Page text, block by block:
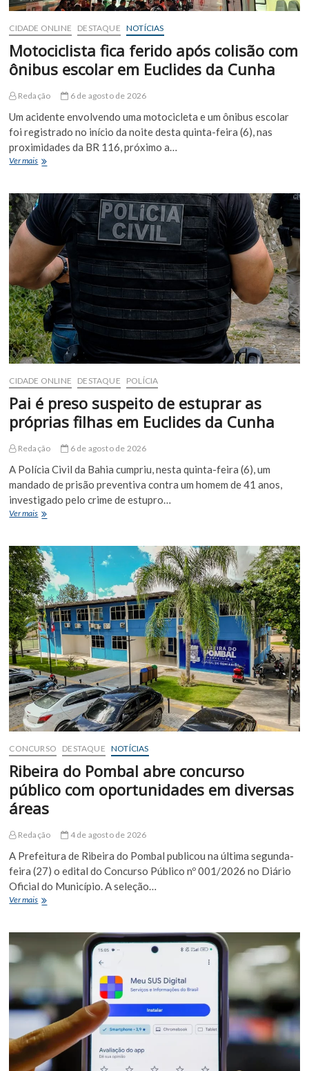
ilegais
garimpeiros
CIDADE ONLINE DESTAQUE NOTÍCIAS
Motociclista fica ferido após colisão com
ônibus escolar em Euclides da Cunha
Redação 6 de agosto de 2026
Um acidente envolvendo uma motocicleta e um ônibus escolar
foi registrado no início da noite desta quinta-feira (6), nas
proximidades da BR 116, próximo a…
Ver maisMotociclista
após
colisão
com
ônibus
escolar
em
Euclides
da
Cunha
CIDADE ONLINE DESTAQUE POLÍCIA
Pai é preso suspeito de estuprar as
próprias filhas em Euclides da Cunha
Redação 6 de agosto de 2026
A Polícia Civil da Bahia cumpriu, nesta quinta-feira (6), um
mandado de prisão preventiva contra um homem de 41 anos,
investigado pelo crime de estupro…
Ver maisPai
suspeito
de
estuprar
as
próprias
filhas
em
Euclides
da
Cunha
CONCURSO DESTAQUE NOTÍCIAS
Ribeira do Pombal abre concurso
público com oportunidades em diversas
áreas
Redação 4 de agosto de 2026
A Prefeitura de Ribeira do Pombal publicou na última segunda-
feira (27) o edital do Concurso Público nº 001/2026 no Diário
Oficial do Município. A seleção…
Ver maisRibeira
público
oportunidades
em
diversas
áreas